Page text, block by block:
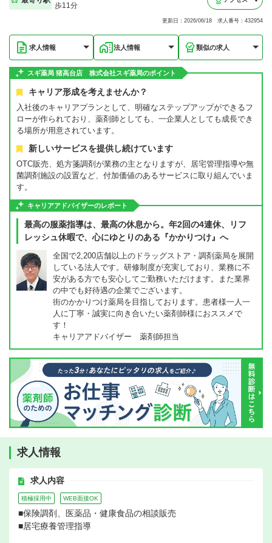
歩11分
更新日：2026/06/18 求人番号：432954
求人情報 法人情報 類似の求人
スギ薬局 猪高台店 株式会社スギ薬局のポイント
キャリア形成を考えませんか？
入社後のキャリアプランとして、明確なステップアップができるフ
ローが作られており、薬剤師としても、一企業人としても成長でき
る場所が用意されています。
新しいサービスを提供し続けています
OTC販売、処方箋調剤が業務の主となりますが、居宅管理指導や無
菌調剤施設の設置など、付加価値のあるサービスに取り組んでいま
す。
キャリアアドバイザーのレポート
最高の服薬指導は、最高の休息から。年2回の4連休、リフ
レッシュ休暇で、心にゆとりのある『かかりつけ』へ
全国で2,200店舗以上のドラッグストア・調剤薬局を展開
している法人です。研修制度が充実しており、業務に不
安がある方でも安心してご勤務いただけます。また業界
の中でも好待遇の企業でございます。
街のかかりつけ薬局を目指しております。患者様一人一
人に丁寧・誠実に向き合いたい薬剤師様におススメで
す！
キャリアアドバイザー 薬剤師担当
求人情報
求人内容
積極採用中 WEB面接OK
■保険調剤、医薬品・健康食品の相談販売
■居宅療養管理指導